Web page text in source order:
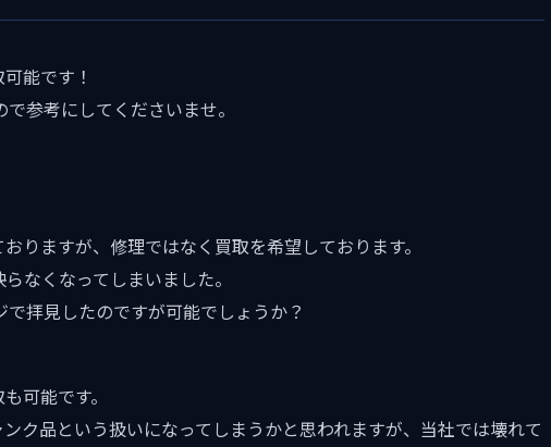
能です！
参考にしてくださいませ。
りますが、修理ではなく買取を希望しております。
なくなってしまいました。
拝見したのですが可能でしょうか？
可能です。
ク品という扱いになってしまうかと思われますが、当社では壊れて